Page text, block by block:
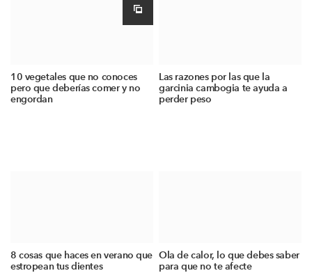
10 vegetales que no conoces
pero que deberías comer y no
engordan
Las razones por las que la
garcinia cambogia te ayuda a
perder peso
8 cosas que haces en verano que
estropean tus dientes
Ola de calor, lo que debes saber
para que no te afecte